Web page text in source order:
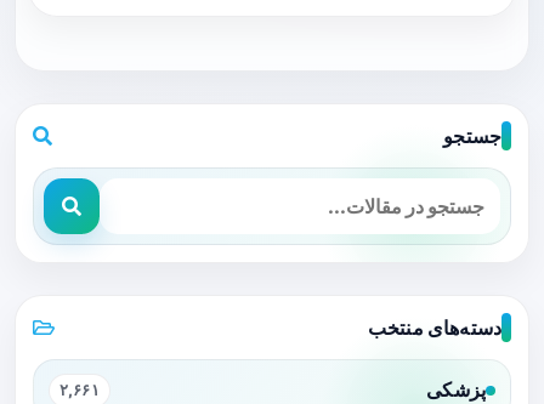
جستجو
دسته‌های منتخب
پزشکی ۲,۶۶۱